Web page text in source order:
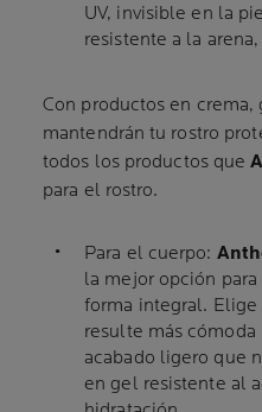
UV, invisible en la
resistente a la
Con productos en
mantendrán tu rostro
todos los productos que
para el rostro.
Para el cuerpo:
la mejor opción
forma integral.
resulte más
acabado ligero que
en gel resistente al